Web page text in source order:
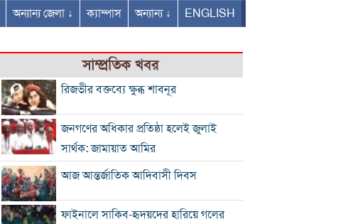
অন্যান্য জেলা ↓ ক্যাম্পাস অন্যান্য ↓ ENGLISH
সাম্প্রতিক খবর
রিজভীর বক্তব্যে ক্ষুব্ধ শাবনূর
জনগণের অধিকার প্রতিষ্ঠা হলেই জুলাই
সার্থক: জামায়াত আমির
আজ আন্তর্জাতিক আদিবাসী দিবস
ফাইনালে সাকিব-হৃদয়দের হারিয়ে গলের